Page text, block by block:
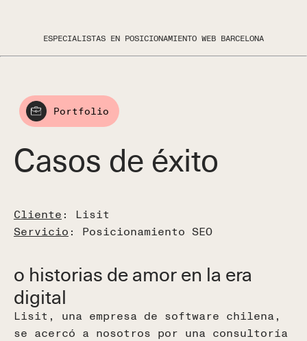
ESPECIALISTAS EN POSICIONAMIENTO WEB BARCELONA
Portfolio
Casos de éxito
Cliente : Lisit
Servicio : Posicionamiento SEO
o historias de amor en la era
digital
Lisit, una empresa de software chilena,
se acercó a nosotros por una consultoría